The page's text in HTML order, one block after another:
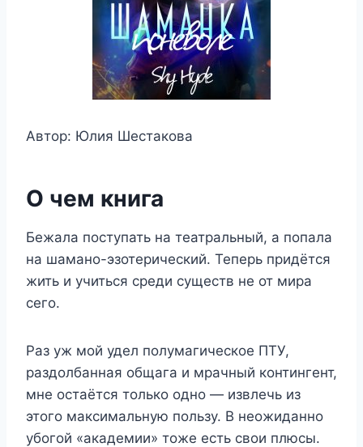
Автор: Юлия Шестакова
О чем книга
Бежала поступать на театральный, а попала
на шамано-эзотерический. Теперь придётся
жить и учиться среди существ не от мира
сего.
Раз уж мой удел полумагическое ПТУ,
раздолбанная общага и мрачный контингент,
мне остаётся только одно — извлечь из
этого максимальную пользу. В неожиданно
убогой «академии» тоже есть свои плюсы.